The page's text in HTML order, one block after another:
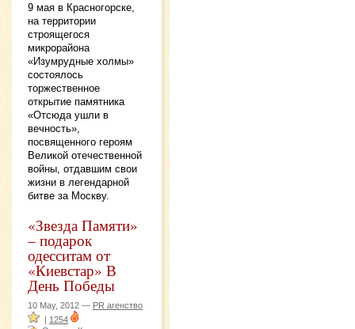
9 мая в Красногорске,
на территории
строящегося
микрорайона
«Изумрудные холмы»
состоялось
торжественное
открытие памятника
«Отсюда ушли в
вечность»,
посвященного героям
Великой отечественной
войны, отдавшим свои
жизни в легендарной
битве за Москву.
«Звезда Памяти»
– подарок
одесситам от
«Киевстар» В
День Победы
10 May, 2012 — PR агенство
1254